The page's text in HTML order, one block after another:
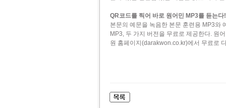
QR코드를 찍어 바로 원어민 MP3를 듣는다!
본문의 예문을 녹음한 본문 훈련용 MP3와
MP3, 두 가지 버전을 무료로 제공한다. 원
원 홈페이지(darakwon.co.kr)에서 무료로